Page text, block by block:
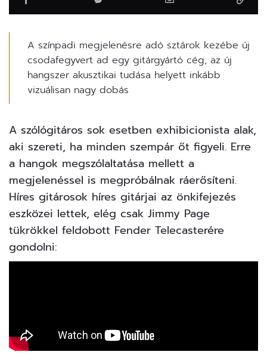
A színpadi megjelenésre adó sztárok kezébe új
csodafegyvert ad egy gitárgyártó cég, az új
hangszer akusztikai tudása helyett inkább
vizuálisan nagy dobás
A szólógitáros sok esetben exhibicionista alak,
aki szereti, ha minden szempár őt figyeli. Erre
a hangok megszólaltatása mellett a
megjelenéssel is megpróbálnak ráerősíteni.
Híres gitárosok híres gitárjai az önkifejezés
eszközei lettek, elég csak Jimmy Page
tükrökkel feldobott Fender Telecasterére
gondolni: